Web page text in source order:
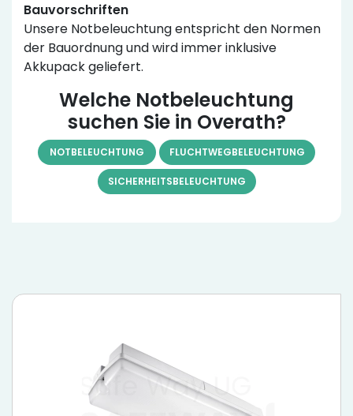
Bauvorschriften
Unsere Notbeleuchtung entspricht den Normen
der Bauordnung und wird immer inklusive
Akkupack geliefert.
Welche Notbeleuchtung
suchen Sie in Overath?
NOTBELEUCHTUNG FLUCHTWEGBELEUCHTUNG
SICHERHEITSBELEUCHTUNG